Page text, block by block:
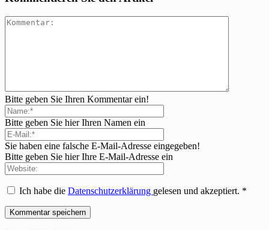
Bitte geben Sie Ihren Kommentar ein!
Bitte geben Sie hier Ihren Namen ein
Sie haben eine falsche E-Mail-Adresse eingegeben!
Bitte geben Sie hier Ihre E-Mail-Adresse ein
Ich habe die Datenschutzerklärung gelesen und akzeptiert. *